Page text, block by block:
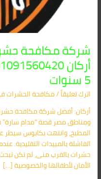
شركة مكافحة
5 سنوات
اترك تعليقاً/مكافحة الحشرات
أركان: أفضل شركة مكافحة
ومناطق مصر قصة “مدام
المطبخ، وانتهت بكابوس سيطر
الفاشلة بالمبيدات التقليدية.
حشرات بالقرب منى، لم تكن
الأمان لأطفالها والخصوصية […]